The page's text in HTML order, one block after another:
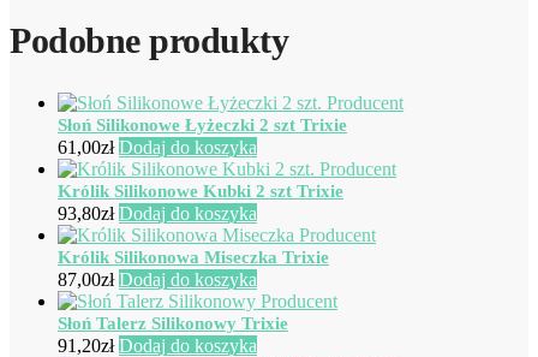
Podobne produkty
Słoń Silikonowe Łyżeczki 2 szt Trixie
61,00zł Dodaj do koszyka
Królik Silikonowe Kubki 2 szt Trixie
93,80zł Dodaj do koszyka
Królik Silikonowa Miseczka Trixie
87,00zł Dodaj do koszyka
Słoń Talerz Silikonowy Trixie
91,20zł Dodaj do koszyka